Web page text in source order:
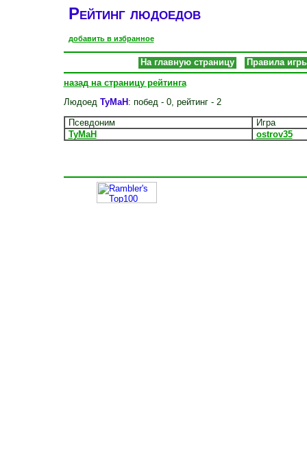
Рейтинг людоедов
добавить в избранное
На главную страницу
Правила
назад на страницу рейтинга
Людоед TyMaH : побед - 0, рейтинг - 2
Псевдоним
Игра
TyMaH
ostrov35